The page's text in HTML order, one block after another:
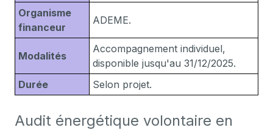
Organisme
financeur
ADEME.
Modalités
Accompagnement individuel,
disponible jusqu'au 31/12/2025.
Durée
Selon projet.
Audit énergétique volontaire en